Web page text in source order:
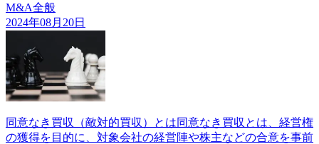
M&A全般
2024年08月20日
同意なき買収（敵対的買収）とは同意なき買収とは、経営権
の獲得を目的に、対象会社の経営陣や株主などの合意を事前